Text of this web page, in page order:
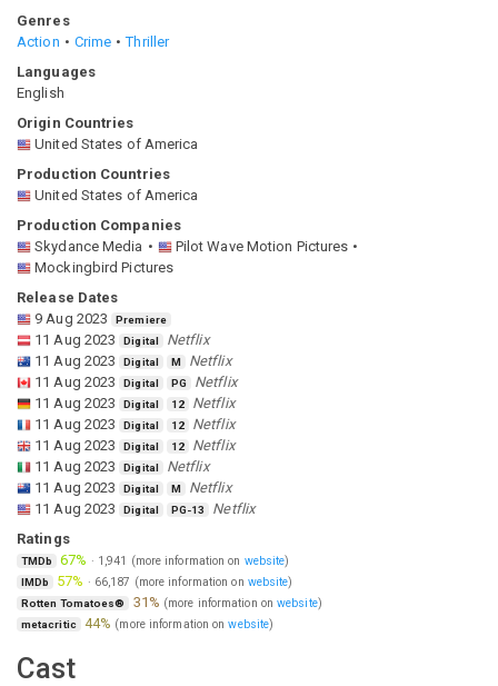
Genres
Action
Crime
Thriller
Languages
English
Origin Countries
United States of America
Production Countries
United States of America
Production Companies
Skydance Media
Pilot Wave Motion Pictures
Mockingbird Pictures
Release Dates
9 Aug 2023
Premiere
11 Aug 2023 Digital
Netflix
11 Aug 2023
Digital M
Netflix
11 Aug 2023
Digital PG
Netflix
11 Aug 2023
Digital 12
Netflix
11 Aug 2023
Digital 12
Netflix
11 Aug 2023
Digital 12
Netflix
11 Aug 2023
Digital
Netflix
11 Aug 2023
Digital M
Netflix
11 Aug 2023
Digital PG-13
Netflix
Ratings
TMDb 67% · 1,941 (more information on website)
IMDb 57% · 66,187 (more information on website)
Rotten Tomatoes® 31% (more information onwebsite)
metacritic 44% (more information onwebsite)
Cast